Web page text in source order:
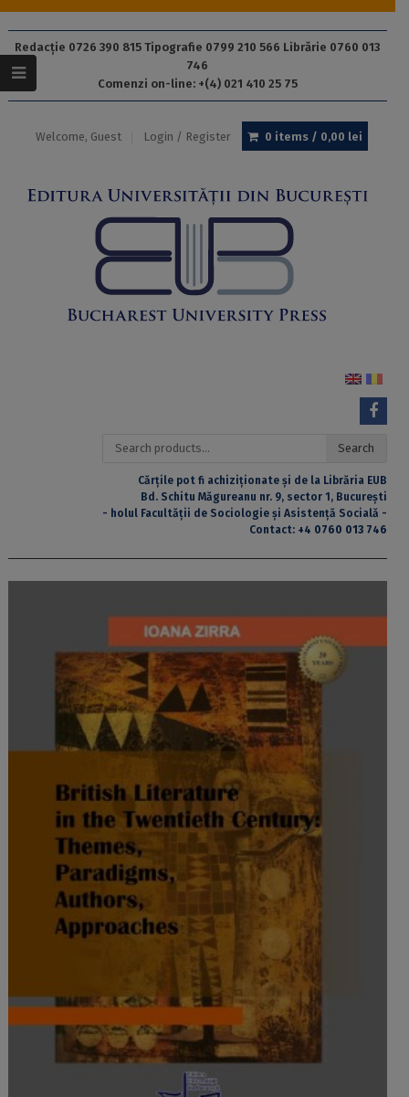
Redacție 0726 390 815 Tipografie 0799 210 566 Librărie 0760 013
746
Comenzi on-line: +(4) 021 410 25 75
Welcome, Guest Login / Register 0 items / 0,00 lei
Search
Search
Cărțile pot fi achiziționate și de la Librăria EUB
Bd. Schitu Măgureanu nr. 9, sector 1, București
- holul Facultății de Sociologie și Asistență Socială -
Contact: +4 0760 013 746